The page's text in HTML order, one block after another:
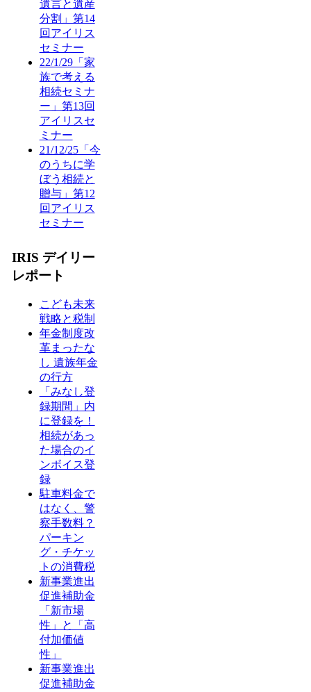
遺言と遺産
分割」第14
回アイリス
セミナー
22/1/29「家
族で考える
相続セミナ
ー」第13回
アイリスセ
ミナー
21/12/25「今
のうちに学
ぼう相続と
贈与」第12
回アイリス
セミナー
IRIS デイリー
レポート
こども未来
戦略と税制
年金制度改
革まったな
し 遺族年金
の行方
「みなし登
録期間」内
に登録を！
相続があっ
た場合のイ
ンボイス登
録
駐車料金で
はなく、警
察手数料？
パーキン
グ・チケッ
トの消費税
新事業進出
促進補助金
「新市場
性」と「高
付加価値
性」
新事業進出
促進補助金